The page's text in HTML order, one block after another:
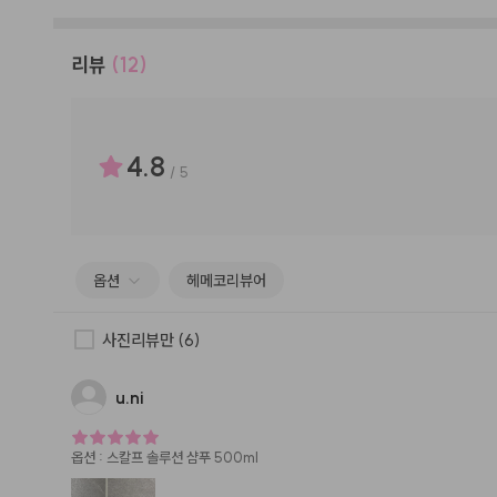
리뷰 (12)
4.8 / 5
옵션 헤메코리뷰어
사진리뷰만 (6)
u.ni
옵션 : 스칼프 솔루션 샴푸 500ml